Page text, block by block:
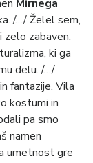
Mirnega
/…/ Želel sem,
zelo zabaven.
ki ga
delu. /…/
fantazije. Vila
kostumi in
pa smo
namen
umetnost gre